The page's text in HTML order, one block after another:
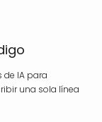
IA para
una sola línea